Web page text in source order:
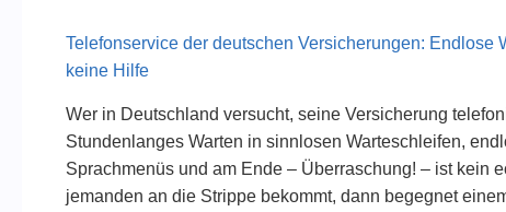
Telefonservice der deutschen Versicherungen: Endlose
keine Hilfe
Wer in Deutschland versucht, seine Versicherung
Stundenlanges Warten in sinnlosen Warteschleifen,
Sprachmenüs und am Ende – Überraschung! – ist kein
jemanden an die Strippe bekommt, dann begegnet